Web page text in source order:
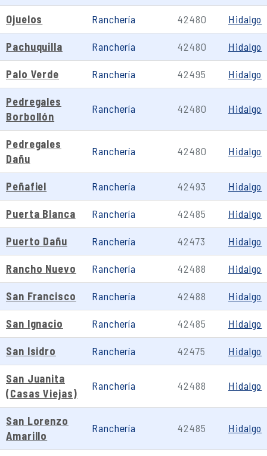
Ojuelos Ranchería 42480 Hidalgo
Pachuquilla Ranchería 42480 Hidalgo
Palo Verde Ranchería 42495 Hidalgo
Pedregales
Borbollón
Ranchería 42480 Hidalgo
Pedregales
Dañu
Ranchería 42480 Hidalgo
Peñafiel Ranchería 42493 Hidalgo
Puerta Blanca Ranchería 42485 Hidalgo
Puerto Dañu Ranchería 42473 Hidalgo
Rancho Nuevo Ranchería 42488 Hidalgo
San Francisco Ranchería 42488 Hidalgo
San Ignacio Ranchería 42485 Hidalgo
San Isidro Ranchería 42475 Hidalgo
San Juanita
(Casas Viejas)
Ranchería 42488 Hidalgo
San Lorenzo
Amarillo
Ranchería 42485 Hidalgo